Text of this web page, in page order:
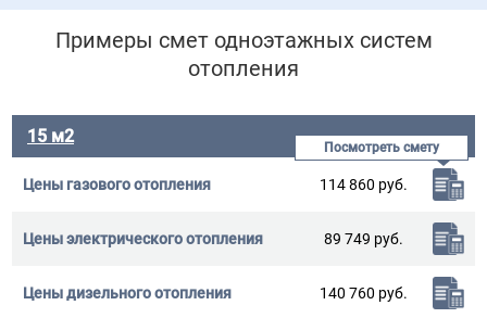
Примеры смет одноэтажных систем
отопления
15 м2
114 860 руб.
89 749 руб.
140 760 руб.